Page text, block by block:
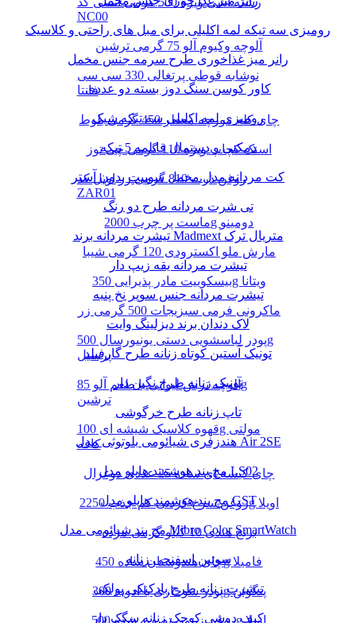
NC00
آلوچه وکیوم آلو 75 گرمی ترشین
نوشابه قوطی پرتغالی 330 سی سی
فانتا
چای کله مورچه معطر 450 گرمی بلوط
اسنک کچاپ ویژه 110 گرمی چی توز
روغن ذرت 810 گرمی زر اویل کد
ZAR01
ماست پر چرب 2000g دومینو
مارش ملو اکسترودی 120 گرمی شیبا
بیسکوییت مادر پذیرایی 350g ویتانا
ماکرونی فرمی سبزیجات 500 گرمی زر
پودر لباسشویی دستی یونیورسال 500g
پرسیل
آلوچه ترش لیوانی با طعم آلو 85g
ترشین
قهوه کلاسیک شیشه ای 100g مولتی
کافه
چای کیسه ای ساده 25 عددی دوغزال
روغن سرخ کردنی کم جذب 2250g اویلا
برنج هندی 10 کیلو گرمی مژده
چای هندوستان ساده 450g فامیلا
پودر سوخاری با ادویه 300g پنگوئن
روغن زیتون تصفیه شده 500g اویلا
رومیزی سه تیکه لمه اکلیلی برای مبل های راحتی و کلاسیک
رانر میز غذاخوری طرح سرمه جنس مخمل
کاور کوسن سنگ دوز بسته دو عددی
رومیزی لمه اکلیلی سه تیکه شیک
دمکنی و دستمال قابلمه 5 تیکه
کت مردانه مدل مخمل سوییت بدون آستر
تی شرت مردانه طرح دو رنگ
تیشرت مردانه برند Madmext متریال ترک
تیشرت مردانه یقه زیپ دار
تیشرت مردانه جنس سوپر نخ پنبه
لاک دندان برند دیزلینگ وایت
تونیک آستین کوتاه زنانه طرح گارفیلد
تونیک زنانه طرح نگین دار
تاپ زنانه طرح خرگوشی
هندزفری شیائومی بلوتوثی مدل Air 2SE
مچ بند هوشمند هایلو مدل LS02
مچ بند هوشمند هایلو مدل GST
مچ بند شیائومی مدل Mibro Color SmartWatch
سوتین اسفنجی زنانه
تیشرت زنانه طرح بادکنکی پولکی
کیف دوشی کوچک زنانه سگک دار